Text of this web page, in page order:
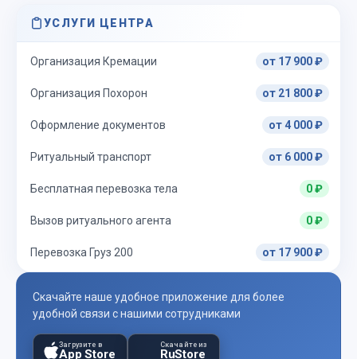
УСЛУГИ ЦЕНТРА
Организация Кремации от 17 900 ₽
Организация Похорон от 21 800 ₽
Оформление документов от 4 000 ₽
Ритуальный транспорт от 6 000 ₽
Бесплатная перевозка тела 0 ₽
Вызов ритуального агента 0 ₽
Перевозка Груз 200 от 17 900 ₽
Скачайте наше удобное приложение для более
удобной связи с нашими сотрудниками
Загрузите в
App Store
Скачайте из
RuStore